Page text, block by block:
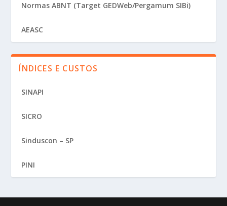
Normas ABNT (Target GEDWeb/Pergamum SIBi)
AEASC
ÍNDICES E CUSTOS
SINAPI
SICRO
Sinduscon – SP
PINI